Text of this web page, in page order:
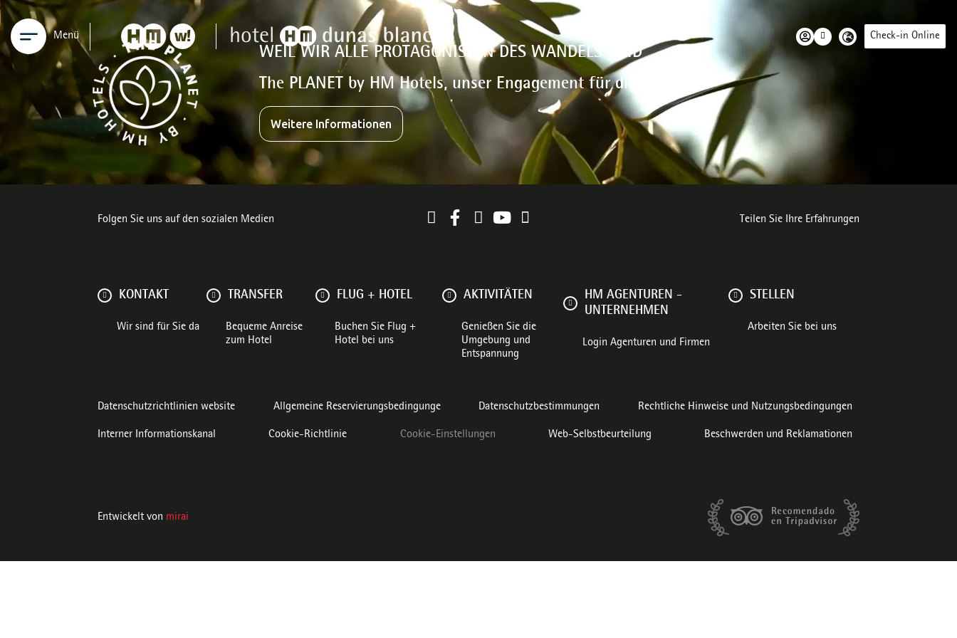
Menü Check-in Online
WEIL WIR ALLE PROTAGONISTEN DES WANDELS SIND
The PLANET by HM Hotels, unser Engagement für die Umwelt
Weitere Informationen
Folgen Sie uns auf den sozialen Medien Teilen Sie Ihre Erfahrungen
KONTAKT
Wir sind für Sie da
TRANSFER
Bequeme Anreise
zum Hotel
FLUG + HOTEL
Buchen Sie Flug +
Hotel bei uns
AKTIVITÄTEN
Genießen Sie die
Umgebung und
Entspannung
HM AGENTUREN -
UNTERNEHMEN
Login Agenturen und Firmen
STELLEN
Arbeiten Sie bei uns
Datenschutzrichtlinien website Allgemeine Reservierungsbedingunge Datenschutzbestimmungen Rechtliche Hinweise und Nutzungsbedingungen
Interner Informationskanal Cookie-Richtlinie Cookie-Einstellungen Web-Selbstbeurteilung Beschwerden und Reklamationen
Entwickelt von mirai